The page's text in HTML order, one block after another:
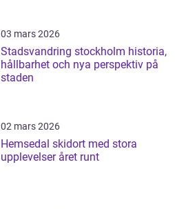
03 mars 2026
Stadsvandring stockholm historia,
hållbarhet och nya perspektiv på
staden
02 mars 2026
Hemsedal skidort med stora
upplevelser året runt